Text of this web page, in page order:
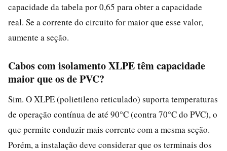
capacidade da tabela por 0,65 para obter a capacidade
real. Se a corrente do circuito for maior que esse valor,
aumente a seção.
Cabos com isolamento XLPE têm capacidade
maior que os de PVC?
Sim. O XLPE (polietileno reticulado) suporta temperaturas
de operação contínua de até 90°C (contra 70°C do PVC), o
que permite conduzir mais corrente com a mesma seção.
Porém, a instalação deve considerar que os terminais dos